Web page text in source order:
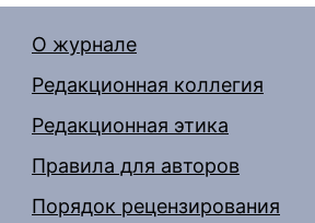
О журнале
Редакционная коллегия
Редакционная этика
Правила для авторов
Порядок рецензирования